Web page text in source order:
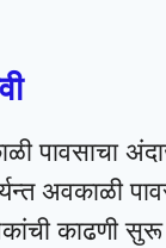
पावसाचा
अवकाळी
काढणी सुरू